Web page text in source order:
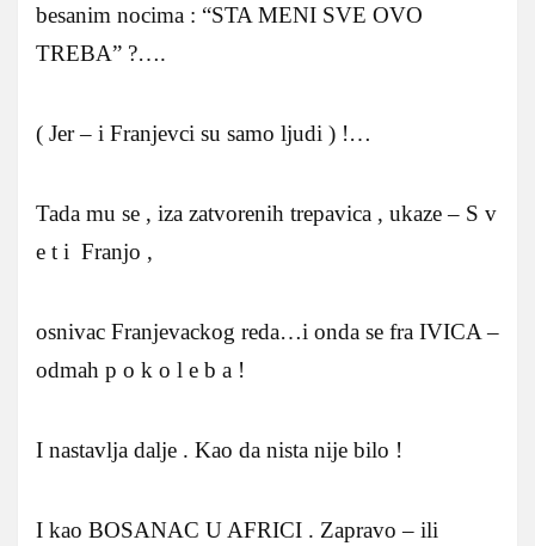
besanim nocima : “STA MENI SVE OVO
TREBA” ?….
( Jer – i Franjevci su samo ljudi ) !…
Tada mu se , iza zatvorenih trepavica , ukaze – S v
e t i Franjo ,
osnivac Franjevackog reda…i onda se fra IVICA –
odmah p o k o l e b a !
I nastavlja dalje . Kao da nista nije bilo !
I kao BOSANAC U AFRICI . Zapravo – ili